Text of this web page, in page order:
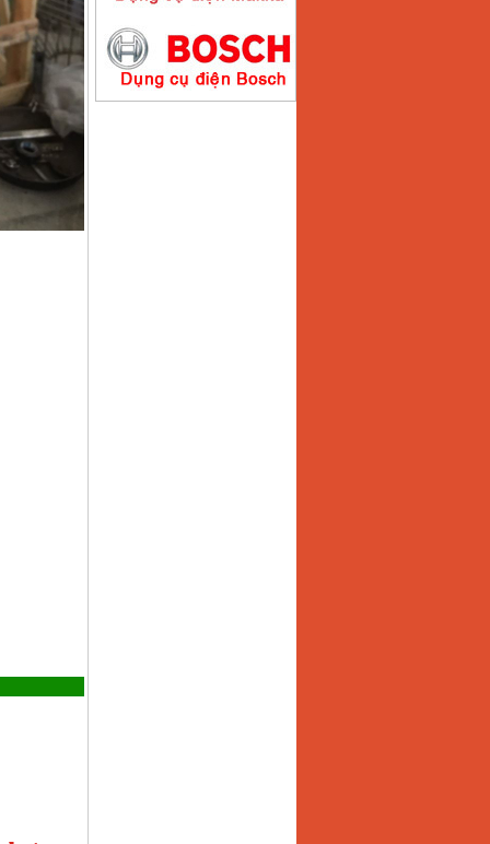
Máy hàn que điện tử
Hồng ký HK200E
Giá :4100000VND